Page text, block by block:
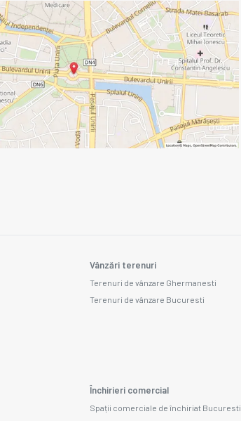
Vânzări terenuri
Terenuri de vânzare Ghermanesti
Terenuri de vânzare Bucuresti
Închirieri comercial
Spații comerciale de închiriat Bucuresti